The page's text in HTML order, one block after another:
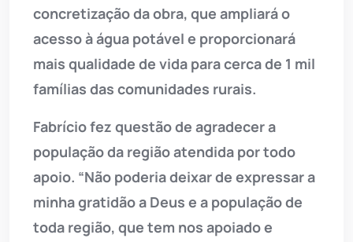
concretização da obra, que ampliará o
acesso à água potável e proporcionará
mais qualidade de vida para cerca de 1 mil
famílias das comunidades rurais.
Fabrício fez questão de agradecer a
população da região atendida por todo
apoio. “Não poderia deixar de expressar a
minha gratidão a Deus e a população de
toda região, que tem nos apoiado e